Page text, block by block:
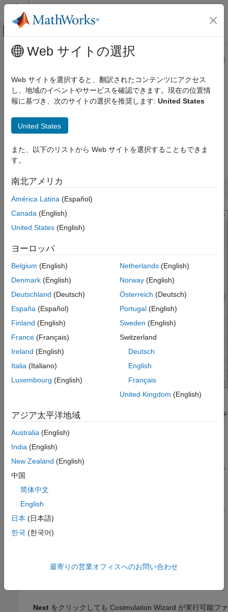
コンテンツへスキップ
オフキャンバス ナビゲーション メ
ドキュメンテーションのホーム
FPGA、ASIC、および SoC 開発
HDL Verifier
MATLAB コシミュレーション
MATLAB 関数の HDL コードをインポートす
コシミュレーションタイプ—MATLAB関数
HDL ファイル - MATLAB 関数
HDL モジュール - MATLAB 関数
コールバックスケジュール - MATLAB 関数
スクリプト生成 - MATLAB 関数
コンポーネントまたはテストベンチ機能を完
了する
参考
メインコンテンツ
このページは機械翻訳を使用して翻訳されました。最新版の英語
MATLAB 関数の HDL コードをイン
ポートする
コシミュレーションタイプ—
まだ行っていない場合は、Cosimulation Wizardを呼び出しま
す。
cosimWizard
cosimulation with
関数テ
ます。
HDL Simulatorには
シミュレータではサポート
ファイルが
にある場合は、それを選択します。コシミュレ
ーション ウィザードは、デフォルトでそれらがシステム パ
ス上にあると想定します。
場合は、Use the following HDL simulator
Next をクリックしても Cosimulation Wizard が実行可能ファ
Web サイトの選択
Web サイトを選択すると、翻訳されたコンテンツにアクセス
し、地域のイベントやサービスを確認できます。現在の位置情
報に基づき、次のサイトの選択を推奨します: United States
United States
また、以下のリストから Web サイトを選択することもできま
す。
南北アメリカ
América Latina (Español)
Canada (English)
United States (English)
ヨーロッパ
Belgium (English)
Denmark (English)
Deutschland (Deutsch)
España (Español)
Finland (English)
France (Français)
Ireland (English)
Italia (Italiano)
Luxembourg (English)
Netherlands(English)
Norway(English)
Österreich (Deutsch)
Portugal(English)
Sweden (English)
Switzerland
Deutsch
English
Français
United Kingdom (English)
アジア太平洋地域
Australia (English)
India (English)
New Zealand (English)
中国
简体中文
English
日本 (日本語)
한국 (한국어)
最寄りの営業オフィスへのお問い合わせ